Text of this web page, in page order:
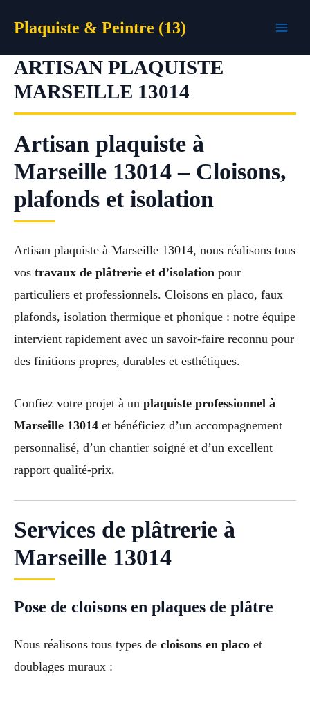
Plaquiste & Peintre (13)
ARTISAN PLAQUISTE
MARSEILLE 13014
Artisan plaquiste à
Marseille 13014 – Cloisons,
plafonds et isolation
Artisan plaquiste à Marseille 13014, nous réalisons tous
vos travaux de plâtrerie et d’isolation pour
particuliers et professionnels. Cloisons en placo, faux
plafonds, isolation thermique et phonique : notre équipe
intervient rapidement avec un savoir-faire reconnu pour
des finitions propres, durables et esthétiques.
Confiez votre projet à un plaquiste professionnel à
Marseille 13014 et bénéficiez d’un accompagnement
personnalisé, d’un chantier soigné et d’un excellent
rapport qualité-prix.
Services de plâtrerie à
Marseille 13014
Pose de cloisons en plaques de plâtre
Nous réalisons tous types de cloisons en placo et
doublages muraux :